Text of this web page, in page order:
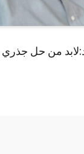
من حل